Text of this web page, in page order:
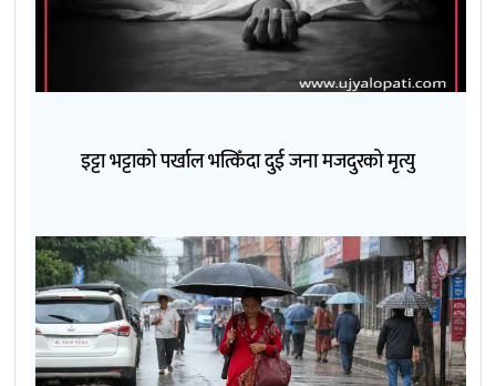
इट्टा भट्टाको पर्खाल भत्किँदा दुई जना मजदुरको मृत्यु